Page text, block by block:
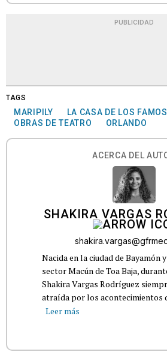
PUBLICIDAD
TAGS
MARIPILY
LA CASA DE LOS
OBRAS DE TEATRO
ORLANDO
ACERCA DEL
SHAKIRA VARGAS
Nacida en la ciudad de Bayamón
sector Macún de Toa Baja,
Shakira Vargas Rodríguez
atraída por los acontecimientos
Leer más